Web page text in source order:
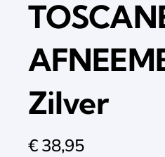
Zilver
€38,95